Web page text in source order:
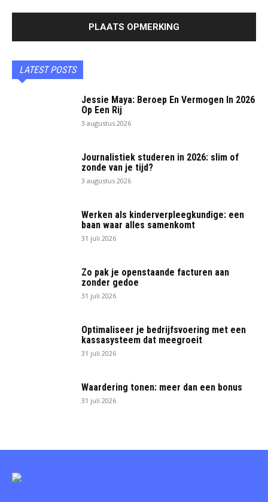
LATEST POSTS
Jessie Maya: Beroep En Vermogen In 2026
Op Een Rij
3 augustus 2026
Journalistiek studeren in 2026: slim of
zonde van je tijd?
3 augustus 2026
Werken als kinderverpleegkundige: een
baan waar alles samenkomt
31 juli 2026
Zo pak je openstaande facturen aan
zonder gedoe
31 juli 2026
Optimaliseer je bedrijfsvoering met een
kassasysteem dat meegroeit
31 juli 2026
Waardering tonen: meer dan een bonus
31 juli 2026